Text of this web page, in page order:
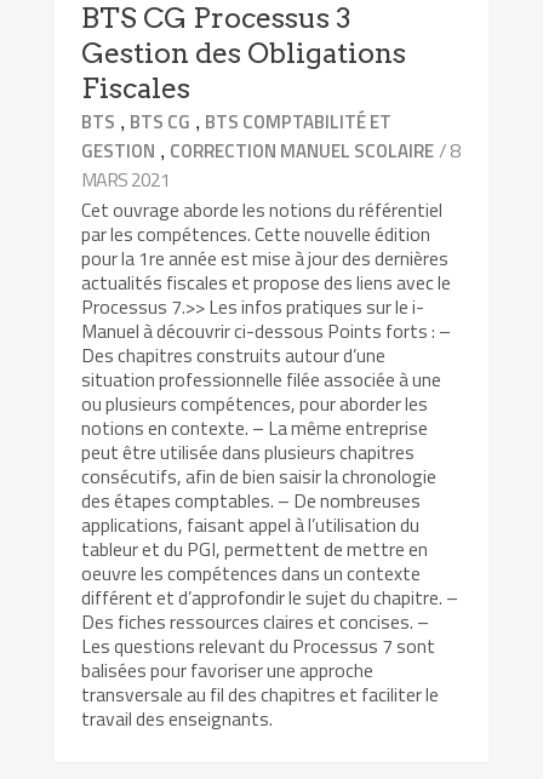
BTS CG Processus 3
Gestion des Obligations
Fiscales
BTS , BTS CG , BTS COMPTABILITÉ ET
GESTION , CORRECTION MANUEL SCOLAIRE/ 8
MARS 2021
Cet ouvrage aborde les notions du référentiel
par les compétences. Cette nouvelle édition
pour la 1re année est mise à jour des dernières
actualités fiscales et propose des liens avec le
Processus 7.>> Les infos pratiques sur le i-
Manuel à découvrir ci-dessous Points forts : –
Des chapitres construits autour d’une
situation professionnelle filée associée à une
ou plusieurs compétences, pour aborder les
notions en contexte. – La même entreprise
peut être utilisée dans plusieurs chapitres
consécutifs, afin de bien saisir la chronologie
des étapes comptables. – De nombreuses
applications, faisant appel à l’utilisation du
tableur et du PGI, permettent de mettre en
oeuvre les compétences dans un contexte
différent et d’approfondir le sujet du chapitre. –
Des fiches ressources claires et concises. –
Les questions relevant du Processus 7 sont
balisées pour favoriser une approche
transversale au fil des chapitres et faciliter le
travail des enseignants.